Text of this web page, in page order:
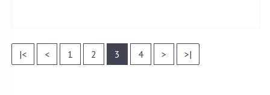
|< < 1 2 3 4 > >|